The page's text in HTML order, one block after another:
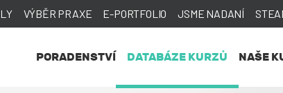
VÝBĚR PRAXE E-PORTFOLIO JSME NADANÍ
PORADENSTVÍ DATABÁZE KURZŮ NAŠE